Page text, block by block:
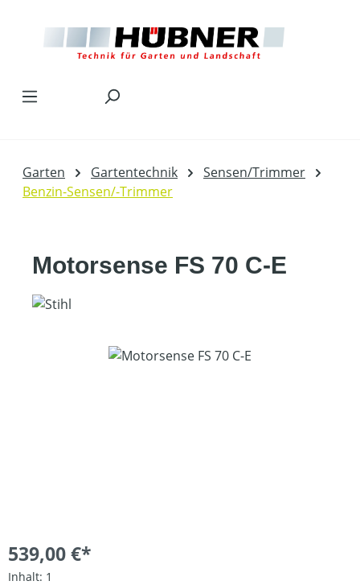
Garten Gartentechnik
Sensen/Trimmer
Benzin-Sensen/-Trimmer
Motorsense FS 70 C-E
Bildergalerie überspringen
539,00 €*
Inhalt: 1